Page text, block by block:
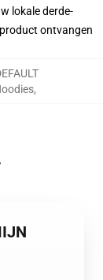
lokale derde-
ontvangen
,